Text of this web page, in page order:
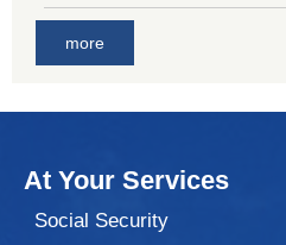
more
At Your Services
Social Security